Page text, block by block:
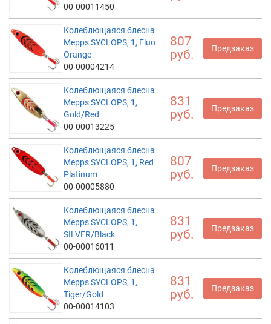
00-00011450
Колеблющаяся блесна
Mepps SYCLOPS, 1, Fluo
Orange
00-00004214
807
руб.
Предзаказ
Колеблющаяся блесна
Mepps SYCLOPS, 1,
Gold/Red
00-00013225
831
руб.
Предзаказ
Колеблющаяся блесна
Mepps SYCLOPS, 1, Red
Platinum
00-00005880
807
руб.
Предзаказ
Колеблющаяся блесна
Mepps SYCLOPS, 1,
SILVER/Black
00-00016011
831
руб.
Предзаказ
Колеблющаяся блесна
Mepps SYCLOPS, 1,
Tiger/Gold
00-00014103
831
руб.
Предзаказ